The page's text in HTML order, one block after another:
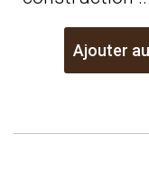
Ajouter